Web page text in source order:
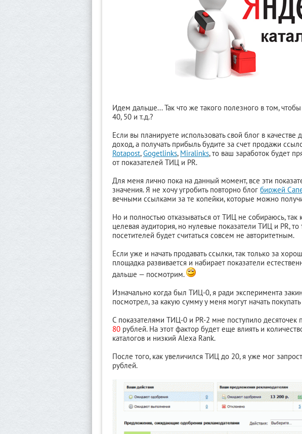
Идем дальше... Так что же такого полезного в том,
40, 50 и т.д.?
Если вы планируете использовать свой блог в качестве
доход, а получать прибыль будите за счет продажи
Rotapost,Gogetlinks, Miralinks, то ваш заработок будет
от показателей ТИЦ и PR.
Для меня лично пока на данный момент, все эти
значения. Я не хочу угробить повторно блог биржей
вечными ссылками за те копейки, которые можно
Но и полностью отказываться от ТИЦ не собираюсь, так
целевая аудитория, но нулевые показатели ТИЦ и PR, то
посетителей будет считаться совсем не авторитетным.
Если уже и начать продавать ссылки, так только за
площадка развивается и набирает показатели
дальше — посмотрим.
Изначально когда был ТИЦ-0, я ради эксперимента
посмотрел, за какую сумму у меня могут начать
С показателями ТИЦ-0 и PR-2 мне поступило десяточек
80 рублей. На этот фактор будет еще влиять и
каталогов и низкий Alexa Rank.
После того, как увеличился ТИЦ до 20, я уже мог
рублей.